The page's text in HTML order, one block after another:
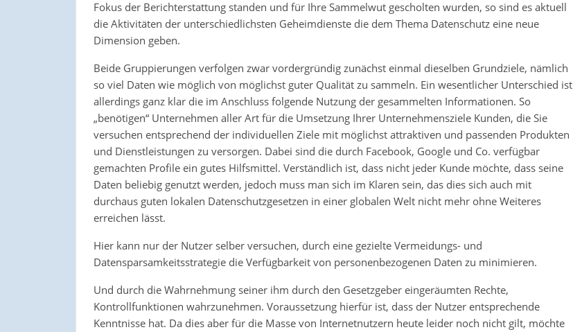
Fokus der Berichterstattung standen und für Ihre Sammelwut gescholten wurden, so sind es aktuell
die Aktivitäten der unterschiedlichsten Geheimdienste die dem Thema Datenschutz eine neue
Dimension geben.
Beide Gruppierungen verfolgen zwar vordergründig zunächst einmal dieselben Grundziele, nämlich
so viel Daten wie möglich von möglichst guter Qualität zu sammeln. Ein wesentlicher Unterschied ist
allerdings ganz klar die im Anschluss folgende Nutzung der gesammelten Informationen. So
„benötigen“ Unternehmen aller Art für die Umsetzung Ihrer Unternehmensziele Kunden, die Sie
versuchen entsprechend der individuellen Ziele mit möglichst attraktiven und passenden Produkten
und Dienstleistungen zu versorgen. Dabei sind die durch Facebook, Google und Co. verfügbar
gemachten Profile ein gutes Hilfsmittel. Verständlich ist, dass nicht jeder Kunde möchte, dass seine
Daten beliebig genutzt werden, jedoch muss man sich im Klaren sein, das dies sich auch mit
durchaus guten lokalen Datenschutzgesetzen in einer globalen Welt nicht mehr ohne Weiteres
erreichen lässt.
Hier kann nur der Nutzer selber versuchen, durch eine gezielte Vermeidungs- und
Datensparsamkeitsstrategie die Verfügbarkeit von personenbezogenen Daten zu minimieren.
Und durch die Wahrnehmung seiner ihm durch den Gesetzgeber eingeräumten Rechte,
Kontrollfunktionen wahrzunehmen. Voraussetzung hierfür ist, dass der Nutzer entsprechende
Kenntnisse hat. Da dies aber für die Masse von Internetnutzern heute leider noch nicht gilt, möchte